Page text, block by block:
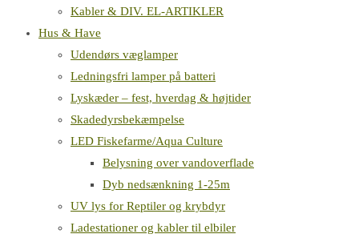
Kabler & DIV. EL-ARTIKLER
Hus & Have
Udendørs væglamper
Ledningsfri lamper på batteri
Lyskæder – fest, hverdag & højtider
Skadedyrsbekæmpelse
LED Fiskefarme/Aqua Culture
Belysning over vandoverflade
Dyb nedsænkning 1-25m
UV lys for Reptiler og krybdyr
Ladestationer og kabler til elbiler